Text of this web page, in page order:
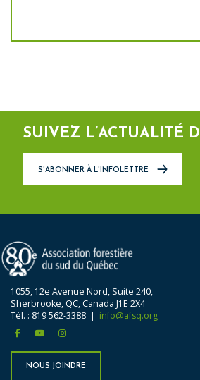
SUIVEZ L’ACTUALITÉ
S'ABONNER À L'INFOLETTRE
1055, 12e Avenue Nord, Suite 240,
Sherbrooke, QC, Canada J1E 2X4
Tél. : 819 562-3388 | info@afsq.org
facebookyoutubeinstagram
NOUS JOINDRE